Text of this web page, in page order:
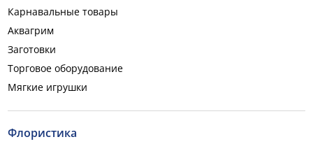
Карнавальные товары
Аквагрим
Заготовки
Торговое оборудование
Мягкие игрушки
Флористика